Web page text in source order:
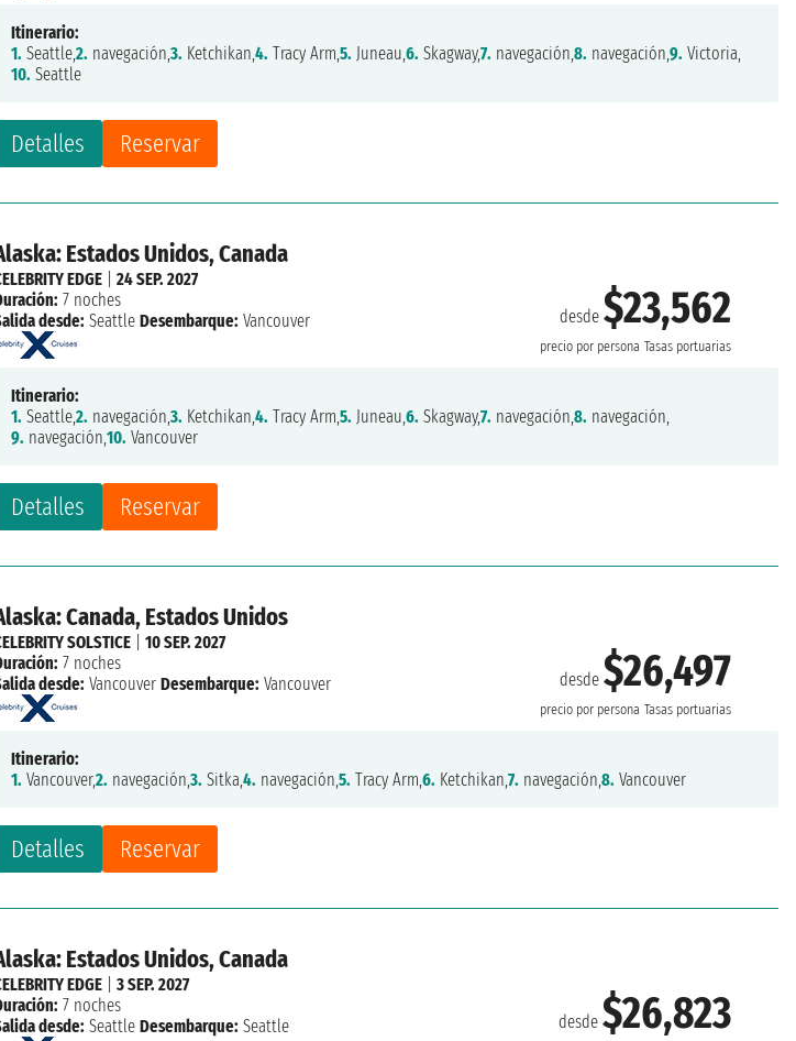
Detalles Reservar
Itinerario:
1. Seattle,2. navegación,3. Ketchikan,4. Tracy Arm,5. Juneau,6. Skagway,7. navegación,8. navegación,9. Victoria,
10. Seattle
Estados Unidos, Canada
desde$23,562
precio por persona Tasas portuarias
Detalles Reservar
EDGE |24 SEP. 2027
7 noches
desde: Seattle Desembarque: Vancouver
Itinerario:
1. Seattle,2. navegación,3. Ketchikan,4. Tracy Arm,5. Juneau,6. Skagway,7. navegación,8. navegación,
9. navegación,10. Vancouver
Canada, Estados Unidos
desde$26,497
precio por persona Tasas portuarias
Detalles Reservar
SOLSTICE |10 SEP. 2027
7 noches
desde: Vancouver Desembarque: Vancouver
Itinerario:
1. Vancouver,2. navegación,3. Sitka,4. navegación,5. Tracy Arm,6. Ketchikan,7. navegación,8. Vancouver
Estados Unidos, Canada
desde$26,823
EDGE |3 SEP. 2027
7 noches
desde: Seattle Desembarque: Seattle